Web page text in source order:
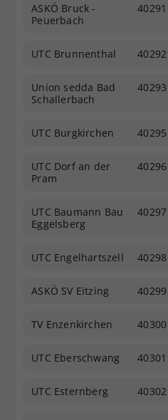
ASKÖ Bruck -
Peuerbach
40291
UTC Brunnenthal 40292
Union sedda Bad
Schallerbach
40293
UTC Burgkirchen 40295
UTC Dorf an der
Pram
40296
UTC Baumann Bau
Eggelsberg
40297
UTC Engelhartszell 40298
ASKÖ SV Eitzing 40299
TV Enzenkirchen 40300
UTC Eberschwang 40301
UTC Esternberg 40302